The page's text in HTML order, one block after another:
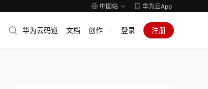
中国站 华为云App
华为云码道 文档 创作 登录 注册